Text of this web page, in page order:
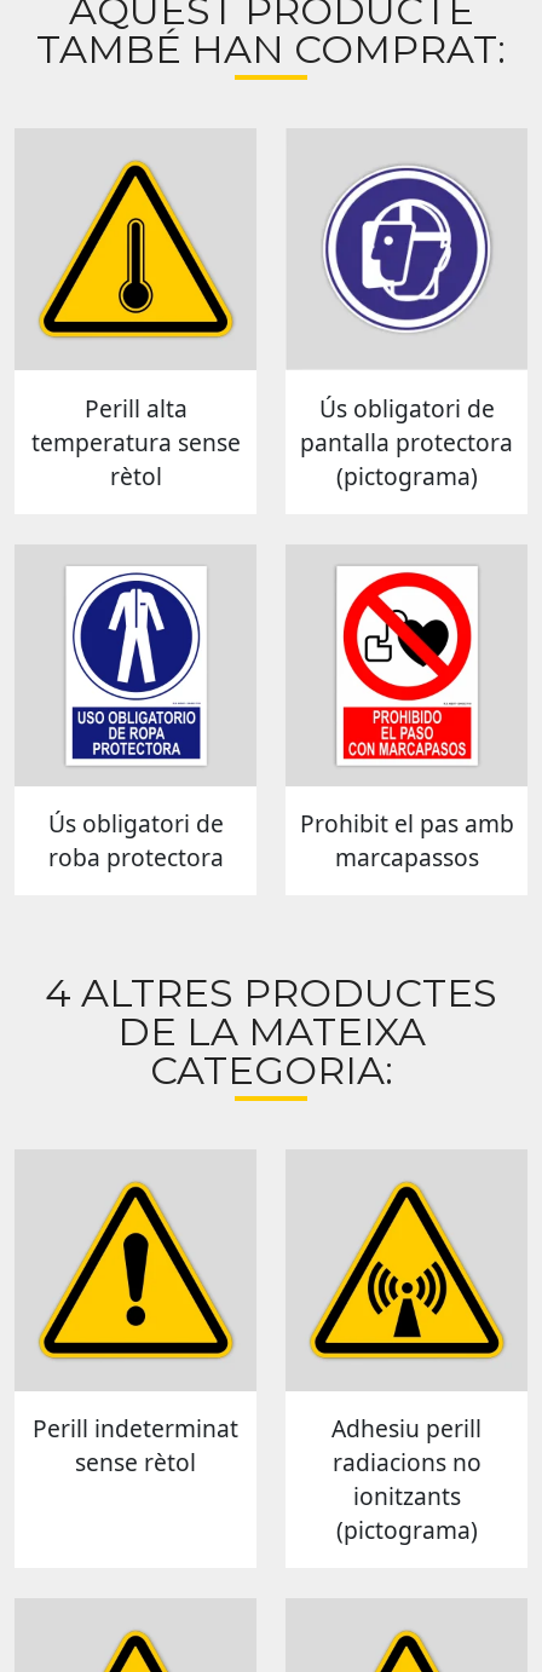
AQUEST PRODUCTE
TAMBÉ HAN COMPRAT:
Perill alta
temperatura sense
rètol
Ús obligatori de
pantalla protectora
(pictograma)
Ús obligatori de
roba protectora
Prohibit el pas amb
marcapassos
4 ALTRES PRODUCTES
DE LA MATEIXA
CATEGORIA:
Perill indeterminat
sense rètol
Adhesiu perill
radiacions no
ionitzants
(pictograma)